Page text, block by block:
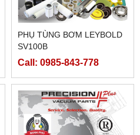
PHỤ TÙNG BƠM LEYBOLD
SV100B
Call: 0985-843-778